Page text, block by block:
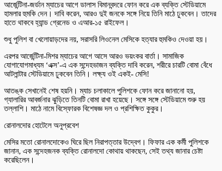
আর্জেন্টিনা-জর্ডান ম্যাচের আগে ডালাস বিমানবন্দরে ফোন করে এক ব্যক্তি স্টেডিয়ামে
হামলার হুমকি দেন। দাবি করেন, আরও দুই জনকে সঙ্গে নিয়ে তিনি মাঠে ঢুকবেন। তাদের
হাতে থাকবে হ্যান্ড গ্রেনেড ও এআর-১৫ রাইফেল।
শুধু পুলিশ বা খেলোয়াড়দের নয়, সরাসরি লিওনেল মেসিকে হত্যার হুমকিও দেওয়া হয়।
এরপর আর্জেন্টিনা-মিশর ম্যাচের আগে আসে আরও ভয়ংকর বার্তা। সামাজিক
যোগাযোগমাধ্যম ‘এক্স’-এ এক সন্দেহভাজন ব্যক্তি দাবি করেন, শরীরে চারটি বোমা বেঁধে
আটলান্টার স্টেডিয়ামে ঢুকবেন তিনি। লক্ষ্য ওই একই- মেসি!
আতঙ্ক সেখানেই শেষ হয়নি। ম্যাচ চলাকালে পুলিশকে ফোন করে জানানো হয়,
গ্যালারির আবর্জনার ঝুড়িতে তিনটি বোমা রাখা হয়েছে। সঙ্গে সঙ্গে স্টেডিয়ামে শুরু হয়
তল্লাশি। মাঠে নামে বিস্ফোরক বিশেষজ্ঞ দল ও প্রশিক্ষিত কুকুর।
রোনালদোর হোটেলে অনুপ্রবেশ
মেসির মতো রোনালদোকেও ঘিরে ছিল নিরাপত্তার উদ্বেগ। ফিফার এক কর্মী পুলিশকে
জানান, এক সন্দেহজনক ব্যক্তি রোনালদো কোথায় থাকছেন, সেই তথ্য জানার চেষ্টা
করেছিলেন।